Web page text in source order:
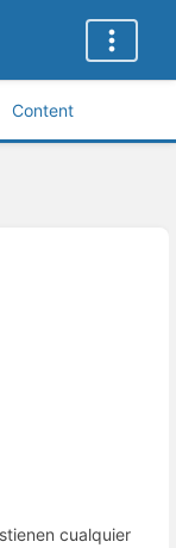
Content
cualquier